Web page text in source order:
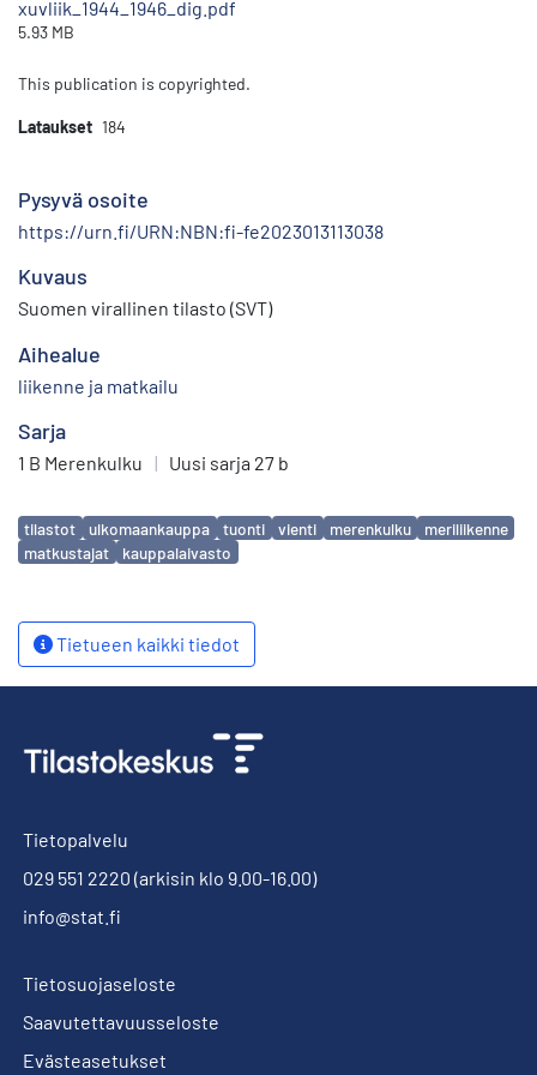
xuvliik_1944_1946_dig.pdf
5.93 MB
This publication is copyrighted.
Lataukset 184
Pysyvä osoite
https://urn.fi/URN:NBN:fi-fe2023013113038
Kuvaus
Suomen virallinen tilasto (SVT)
Aihealue
liikenne ja matkailu
Sarja
1 B Merenkulku | Uusi sarja 27 b
Avainsanat
tilastot ulkomaankauppa tuonti vienti merenkulku
meriliikenne
matkustajat
kauppalaivasto
Tietueen kaikki tiedot
Tietopalvelu
029 551 2220 (arkisin klo 9.00-16.00)
info@stat.fi
Tietosuojaseloste
Saavutettavuusseloste
Evästeasetukset